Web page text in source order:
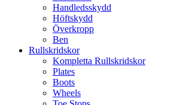
Handledsskydd
Höftskydd
Överkropp
Ben
Rullskridskor
Kompletta Rullskridskor
Plates
Boots
Wheels